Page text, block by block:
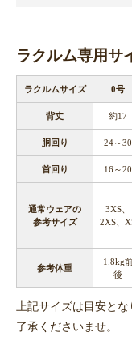
ラクルム専用サ
ラクルムサイズ 0号
背丈 約17
胴回り 24～30
首回り 16～20
通常ウェアの
参考サイズ
3XS、
2XS、
参考体重
1.8kg
後
上記サイズは目安と
了承くださいませ。